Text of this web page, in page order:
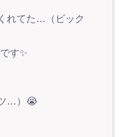
れてた…（ビック
す✨
ツ…）😭